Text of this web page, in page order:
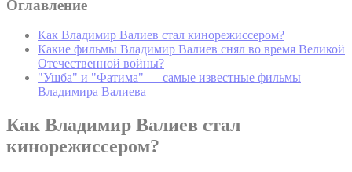
Оглавление
Как Владимир Валиев стал кинорежиссером?
Какие фильмы Владимир Валиев снял во время Великой
Отечественной войны?
"Ушба" и "Фатима" — самые известные фильмы
Владимира Валиева
Как Владимир Валиев стал
кинорежиссером?